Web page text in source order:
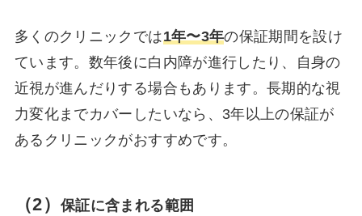
多くのクリニックでは1年〜3年の保証期間を設け
ています。数年後に白内障が進行したり、自身の
近視が進んだりする場合もあります。長期的な視
力変化までカバーしたいなら、3年以上の保証が
あるクリニックがおすすめです。
（2） 保証に含まれる範囲